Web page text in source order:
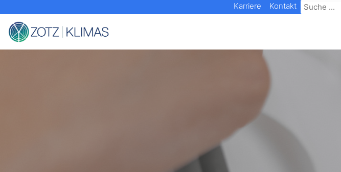
Karriere Kontakt